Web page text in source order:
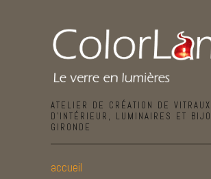
ATELIER DE CRÉATION DE VITRAUX
D’INTÉRIEUR, LUMINAIRES ET
GIRONDE
accueil